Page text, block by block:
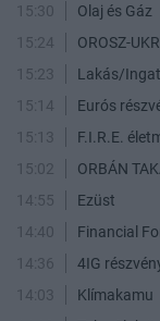
15:30
Olaj és Gáz
15:24
OROSZ-
15:23
Lakás/
15:14
Eurós
15:13
F.I.R.E.
15:02
ORBÁN
14:55
Ezüst
14:40
Financial
14:36
4IG
14:03
Klímakamu